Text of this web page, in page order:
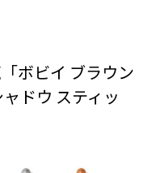
ボビイ ブラウン
ドウ スティッ